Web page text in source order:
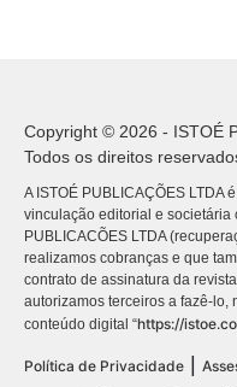
Copyright © 2026 - ISTOÉ
Todos os direitos
A ISTOÉ PUBLICAÇÕES LTDA
vinculação editorial e societária
PUBLICACÕES LTDA
realizamos cobranças e que
contrato de assinatura da
autorizamos terceiros a fazê-
conteúdo digital “https://
Política de Privacidade |